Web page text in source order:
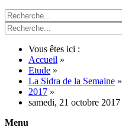
Vous êtes ici :
Accueil »
Etude »
La Sidra de la Semaine »
2017 »
samedi, 21 octobre 2017
Menu